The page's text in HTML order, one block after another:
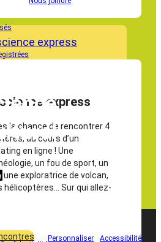
express
express
la chance de rencontrer 4
au cours d’un
en ligne ! Une
un fou de sport, un
une exploratrice de volcan,
hélicoptères… Sur qui allez-
LinkedIn
Personnaliser Accessibilité